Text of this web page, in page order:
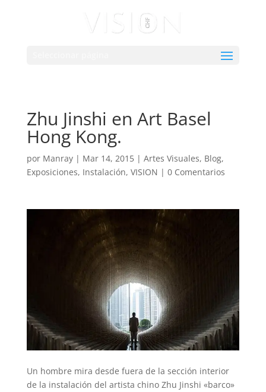
Zhu Jinshi en Art Basel
Hong Kong.
por Manray| Mar 14, 2015| Artes Visuales, Blog,
Exposiciones, Instalación, VISION | 0 Comentarios
Un hombre mira desde fuera de la sección interior
de la instalación del artista chino Zhu Jinshi «barco»